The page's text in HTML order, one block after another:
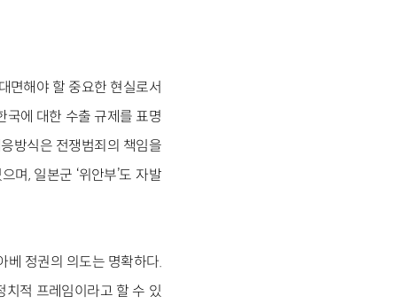
면해야 할 중요한 현실로서
국에 대한 수출 규제를 표명
방식은 전쟁범죄의 책임을
며, 일본군 ‘위안부’도 자발
베 정권의 의도는 명확하다.
적 프레임이라고 할 수 있